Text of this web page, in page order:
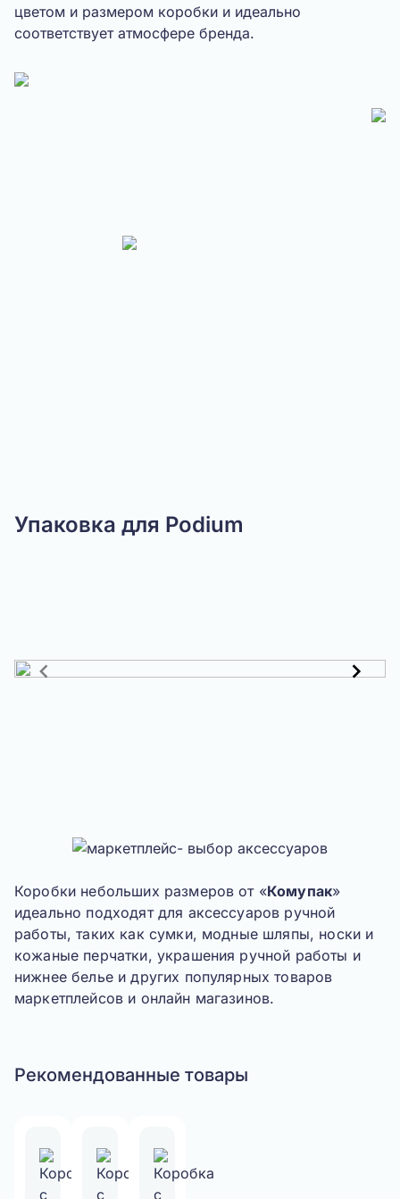
цветом и размером коробки и идеально
соответствует атмосфере бренда.
Упаковка для Podium
Коробки небольших размеров от «Комупак»
идеально подходят для аксессуаров ручной
работы, таких как сумки, модные шляпы, носки и
кожаные перчатки, украшения ручной работы и
нижнее белье и других популярных товаров
маркетплейсов и онлайн магазинов.
Рекомендованные товары